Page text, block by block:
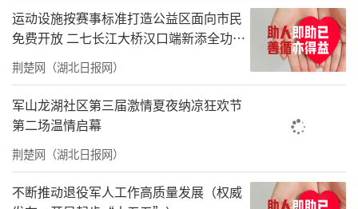
专业理论扎实，技术过硬。参加和组织完成了
各类手术万余例。擅长用皮瓣修复四肢软组织
缺损；擅长周围神经周围血管的显微外科修
复；擅长微创技术固定四肢骨折（钢板，髓内
钉，外固定支架）；可以较好地完成新鲜骨盆
骨折髋臼骨折的手术治疗。专长于骨缺损的各
种骨瓣，骨皮瓣移植手术。对第二跖背动脉的
血供特点进行了解剖研究并首先命名了“第二
运动设施按赛事标准打造公益区面向市民
免费开放 二七长江大桥汉口端新添全功能
体育公园
荆楚网（湖北日报网）
军山龙湖社区第三届激情夏夜纳凉狂欢节
第二场温情启幕
荆楚网（湖北日报网）
不断推动退役军人工作高质量发展（权威